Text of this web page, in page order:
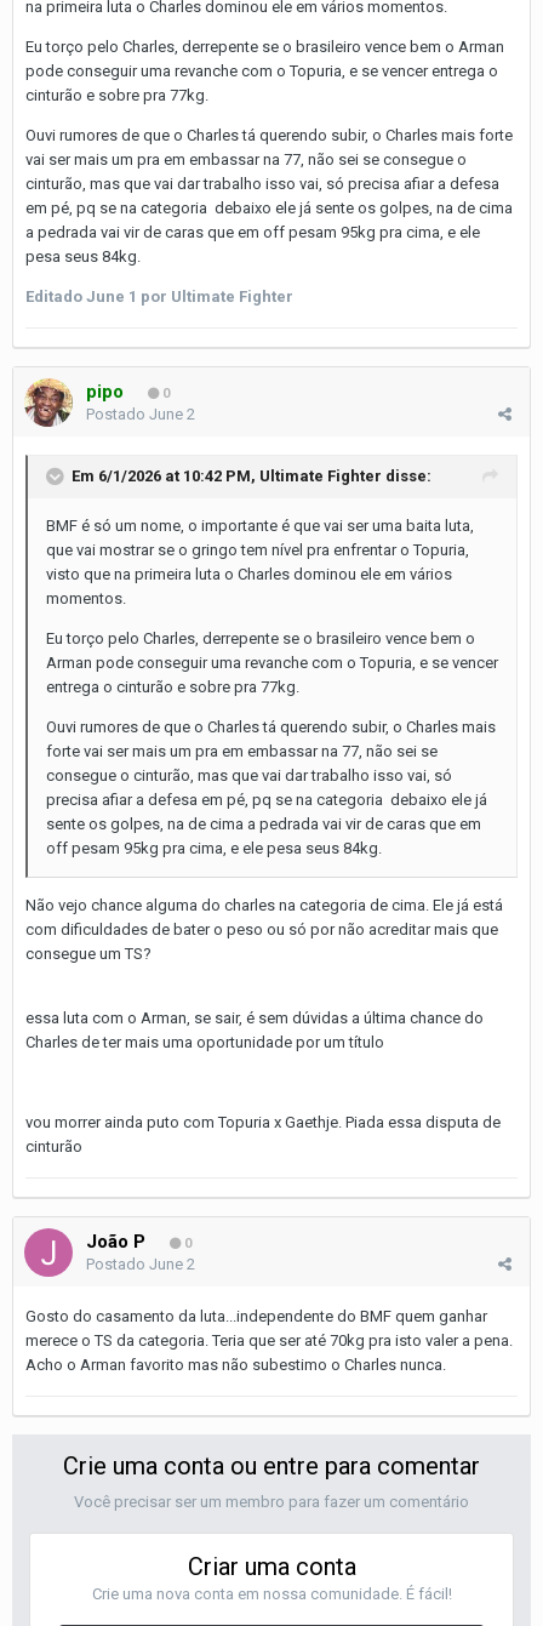
na primeira luta o Charles dominou ele em vários momentos.
Eu torço pelo Charles, derrepente se o brasileiro vence bem o Arman
pode conseguir uma revanche com o Topuria, e se vencer entrega o
cinturão e sobre pra 77kg.
Ouvi rumores de que o Charles tá querendo subir, o Charles mais forte
vai ser mais um pra em embassar na 77, não sei se consegue o
cinturão, mas que vai dar trabalho isso vai, só precisa afiar a defesa
em pé, pq se na categoria debaixo ele já sente os golpes, na de cima
a pedrada vai vir de caras que em off pesam 95kg pra cima, e ele
pesa seus 84kg.
Editado June 1 por Ultimate Fighter
pipo 0
Postado June 2
Em 6/1/2026 at 10:42 PM, Ultimate Fighter disse:
BMF é só um nome, o importante é que vai ser uma baita luta,
que vai mostrar se o gringo tem nível pra enfrentar o Topuria,
visto que na primeira luta o Charles dominou ele em vários
momentos.
Eu torço pelo Charles, derrepente se o brasileiro vence bem o
Arman pode conseguir uma revanche com o Topuria, e se vencer
entrega o cinturão e sobre pra 77kg.
Ouvi rumores de que o Charles tá querendo subir, o Charles mais
forte vai ser mais um pra em embassar na 77, não sei se
consegue o cinturão, mas que vai dar trabalho isso vai, só
precisa afiar a defesa em pé, pq se na categoria debaixo ele já
sente os golpes, na de cima a pedrada vai vir de caras que em
off pesam 95kg pra cima, e ele pesa seus 84kg.
Não vejo chance alguma do charles na categoria de cima. Ele já está
com dificuldades de bater o peso ou só por não acreditar mais que
consegue um TS?
essa luta com o Arman, se sair, é sem dúvidas a última chance do
Charles de ter mais uma oportunidade por um título
vou morrer ainda puto com Topuria x Gaethje. Piada essa disputa de
cinturão
João P 0
Postado June 2
Gosto do casamento da luta...independente do BMF quem ganhar
merece o TS da categoria. Teria que ser até 70kg pra isto valer a pena.
Acho o Arman favorito mas não subestimo o Charles nunca.
Crie uma conta ou entre para comentar
Você precisar ser um membro para fazer um comentário
Criar uma conta
Crie uma nova conta em nossa comunidade. É fácil!